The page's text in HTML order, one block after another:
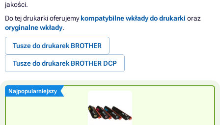
jakości.
Do tej drukarki oferujemykompatybilne wkłady do drukarki oraz
oryginalne wkłady.
Tusze do drukarek BROTHER
Tusze do drukarek BROTHER DCP
Najpopularniejszy